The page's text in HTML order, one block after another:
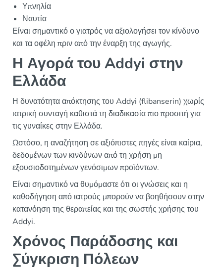
Υπνηλία
Ναυτία
Είναι σημαντικό ο γιατρός να αξιολογήσει τον κίνδυνο
και τα οφέλη πριν από την έναρξη της αγωγής.
Η Αγορά του Addyi στην
Ελλάδα
Η δυνατότητα απόκτησης του Addyi (flibanserin) χωρίς
ιατρική συνταγή καθιστά τη διαδικασία πιο προσιτή για
τις γυναίκες στην Ελλάδα.
Ωστόσο, η αναζήτηση σε αξιόπιστες πηγές είναι καίρια,
δεδομένων των κινδύνων από τη χρήση μη
εξουσιοδοτημένων γενόσιμων προϊόντων.
Είναι σημαντικό να θυμόμαστε ότι οι γνώσεις και η
καθοδήγηση από ιατρούς μπορούν να βοηθήσουν στην
κατανόηση της θεραπείας και της σωστής χρήσης του
Addyi.
Χρόνος Παράδοσης και
Σύγκριση Πόλεων